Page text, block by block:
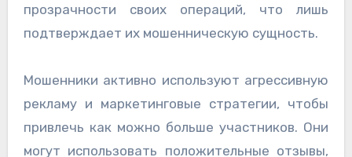
прозрачности своих операций, что лишь
подтверждает их мошенническую сущность.
Мошенники активно используют агрессивную
рекламу и маркетинговые стратегии, чтобы
привлечь как можно больше участников. Они
могут использовать положительные отзывы,